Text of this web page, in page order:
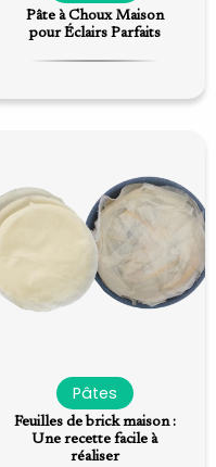
Pâte à Choux Maison
pour Éclairs Parfaits
Pâtes
Feuilles de brick maison :
Une recette facile à
réaliser